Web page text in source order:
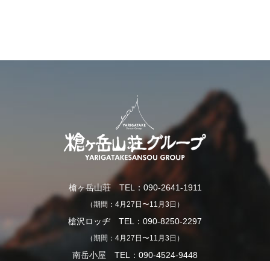
槍ヶ岳山荘 TEL：090-2641-1911
（期間：4月27日〜11月3日）
槍沢ロッヂ TEL：090-8250-2297
（期間：4月27日〜11月3日）
南岳小屋 TEL：090-4524-9448